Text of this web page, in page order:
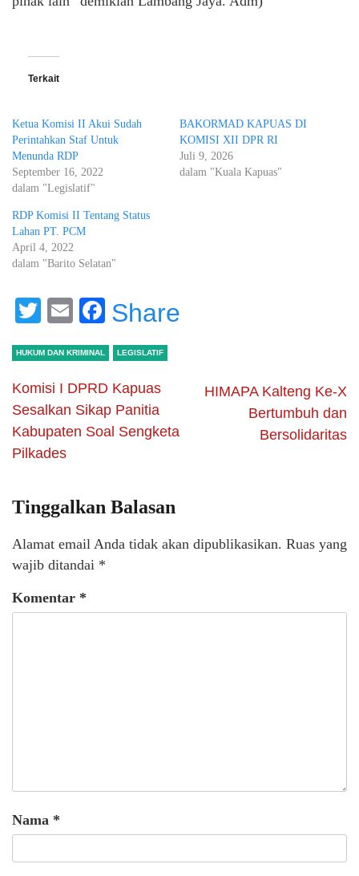
Terkait
Ketua Komisi II Akui Sudah
Perintahkan Staf Untuk
Menunda RDP
September 16, 2022
dalam "Legislatif"
BAKORMAD KAPUAS DI
KOMISI XII DPR RI
Juli 9, 2026
dalam "Kuala Kapuas"
RDP Komisi II Tentang Status
Lahan PT. PCM
April 4, 2022
dalam "Barito Selatan"
Twitter
EmailFacebook
Share
HUKUM DAN KRIMINAL LEGISLATIF
Komisi I DPRD Kapuas
Sesalkan Sikap Panitia
Kabupaten Soal Sengketa
Pilkades
HIMAPA Kalteng Ke-X
Bertumbuh dan
Bersolidaritas
Tinggalkan Balasan
Alamat email Anda tidak akan dipublikasikan. Ruas yang
wajib ditandai *
Komentar *
Nama *